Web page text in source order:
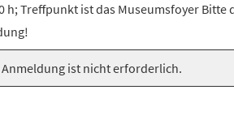
h; Treffpunkt ist das Museumsfoyer Bitte
Anmeldung ist nicht erforderlich.